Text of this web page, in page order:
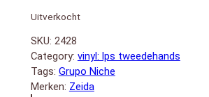
4. María Concepción
LADO B:
1. Las Mujeres Están De Moda
2. Mi Valle Del Cauca
3. El Amor Vendrá
4. Brilla El Sol
Uitverkocht
SKU: 2428
Category: vinyl: lps tweedehands
Tags: Grupo Niche
Merken: Zeida